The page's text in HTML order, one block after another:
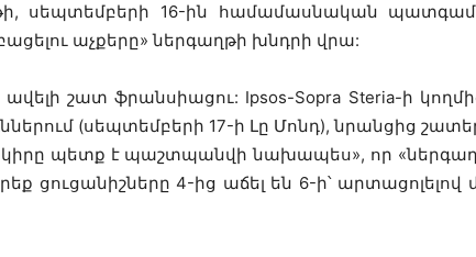
, սեպտեմբերի 16-ին համամասնական
աչքերը»ներգաղթի խնդրի վրա:
ավելի շատ ֆրանսիացու: Ipsos-Sopra Steria-ի
(սեպտեմբերի 17-ի Լը Մոնդ),նրանցից
պետք է պաշտպանվի նախապես», որ «
ցուցանիշները 4-ից աճել են 6-ի՝ արտացոլելով